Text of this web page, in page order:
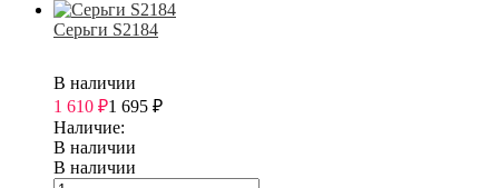
Серьги S2184
В наличии
1 610 ₽1 695 ₽
Наличие:
В наличии
В наличии